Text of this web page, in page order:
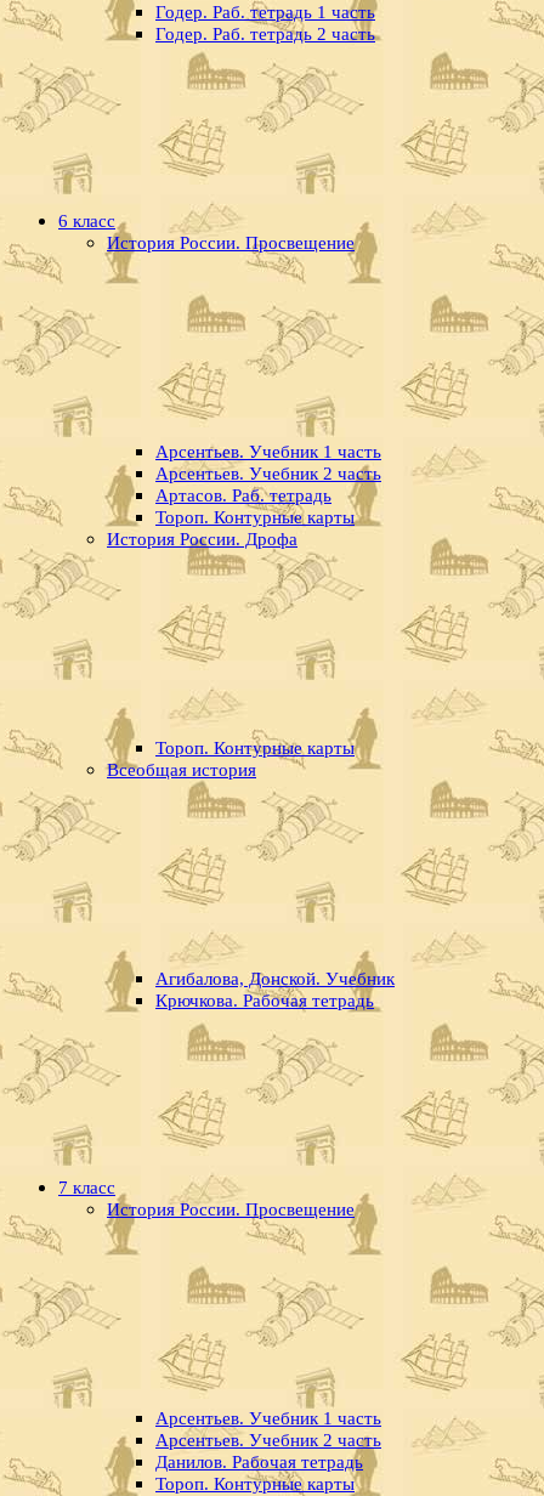
Годер. Раб. тетрадь 1 часть
Годер. Раб. тетрадь 2 часть
6 класс
История России. Просвещение
Арсентьев. Учебник 1 часть
Арсентьев. Учебник 2 часть
Артасов. Раб. тетрадь
Тороп. Контурные карты
История России. Дрофа
Тороп. Контурные карты
Всеобщая история
Агибалова, Донской. Учебник
Крючкова. Рабочая тетрадь
7 класс
История России. Просвещение
Арсентьев. Учебник 1 часть
Арсентьев. Учебник 2 часть
Данилов. Рабочая тетрадь
Тороп. Контурные карты